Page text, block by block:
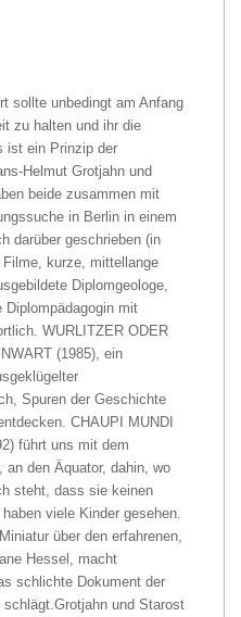
sollte unbedingt am Anfang
zu halten und ihr die
ist ein Prinzip der
Helmut Grotjahn und
beide zusammen mit
in Berlin in einem
darüber geschrieben (in
Filme, kurze, mittellange
Diplomgeologe,
Diplompädagogin mit
WURLITZER ODER
(1985), ein
Spuren der Geschichte
CHAUPI MUNDI
führt uns mit dem
an den Äquator, dahin, wo
steht, dass sie keinen
viele Kinder gesehen.
über den erfahrenen,
Hessel, macht
schlichte Dokument der
und Starost